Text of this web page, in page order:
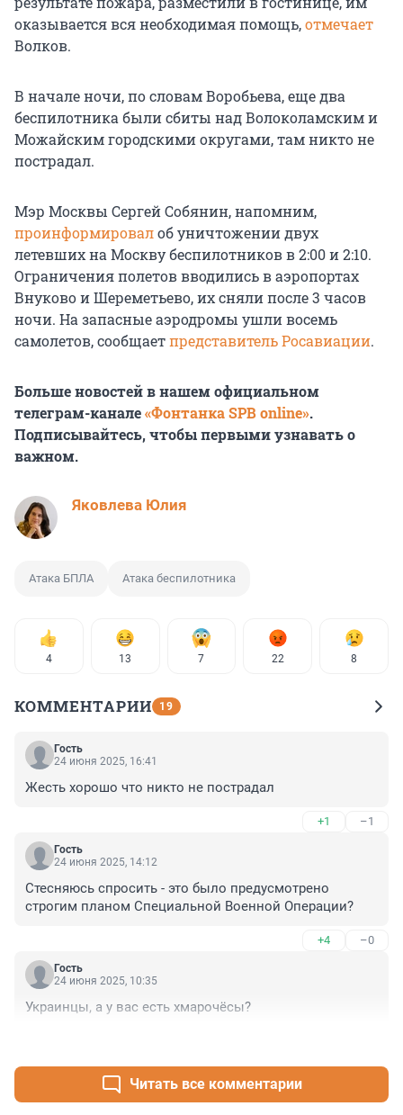
оказывается вся необходимая помощь,отмечает
Волков.
В начале ночи, по словам Воробьева, еще два
беспилотника были сбиты над Волоколамским и
Можайским городскими округами, там никто не
пострадал.
Мэр Москвы Сергей Собянин, напомним,
проинформировалоб уничтожении двух
летевших на Москву беспилотников в 2:00 и 2:10.
Ограничения полетов вводились в аэропортах
Внуково и Шереметьево, их сняли после 3 часов
ночи. На запасные аэродромы ушли восемь
самолетов, сообщаетпредставитель Росавиации.
Больше новостей в нашем официальном
телеграм-канале«Фонтанка SPB online».
Подписывайтесь, чтобы первыми узнавать о
важном.
Яковлева Юлия
Атака БПЛА Атака беспилотника
4 13 7 22 8
КОММЕНТАРИИ 19
Гость
24 июня 2025, 16:41
Жесть хорошо что никто не пострадал
+1 –1
Гость
24 июня 2025, 14:12
Стесняюсь спросить - это было предусмотрено
строгим планом Специальной Военной Операции?
+4 –0
Гость
24 июня 2025, 10:35
Украинцы, а у вас есть хмарочёсы?
Читать все комментарии